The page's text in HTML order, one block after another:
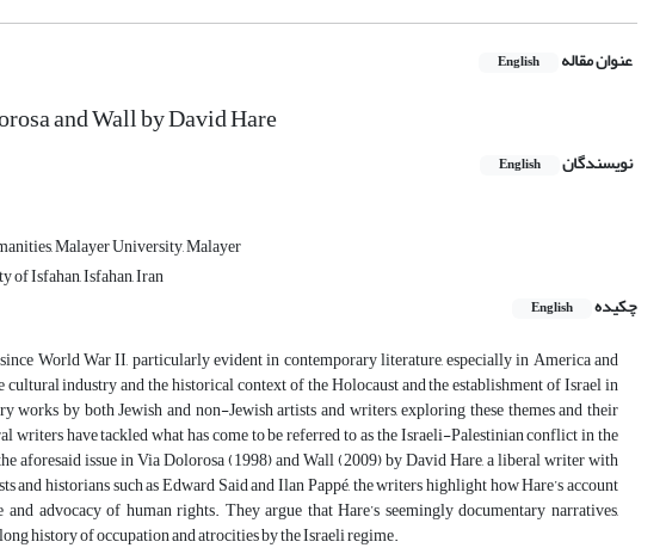
عنوان مقاله English
and Wall by David Hare
نویسندگان English
Malayer University, Malayer
of Isfahan, Isfahan, Iran
چکیده
English
World War II, particularly evident in contemporary literature, especially in America and
industry and the historical context of the Holocaust and the establishment of Israel in
by both Jewish and non-Jewish artists and writers, exploring these themes and their
have tackled what has come to be referred to as the Israeli-Palestinian conflict in the
aforesaid issue in Via Dolorosa (1998) and Wall (2009) by David Hare, a liberal writer with
historians such as Edward Said and Ilan Pappé, the writers highlight how Hare’s account
advocacy of human rights. They argue that Hare’s seemingly documentary narratives,
history of occupation and atrocities by the Israeli regime.